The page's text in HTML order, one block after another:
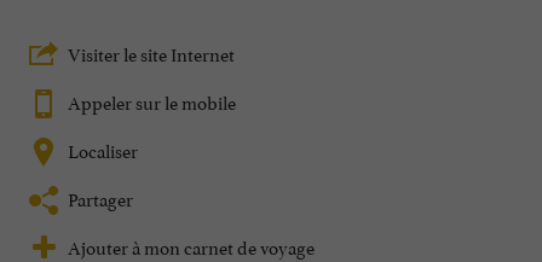
Visiter le site Internet
Appeler sur le mobile
Localiser
Partager
Ajouter à mon carnet de voyage